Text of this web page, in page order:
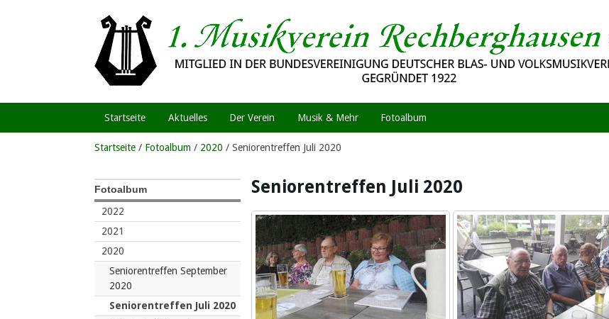
Startseite / Fotoalbum / 2020 / Seniorentreffen Juli 2020
Fotoalbum
2022
2021
2020
Seniorentreffen September
2020
Seniorentreffen Juli 2020
Seniorentreffen Juli 2020
Startseite Aktuelles Der Verein Musik & Mehr Fotoalbum